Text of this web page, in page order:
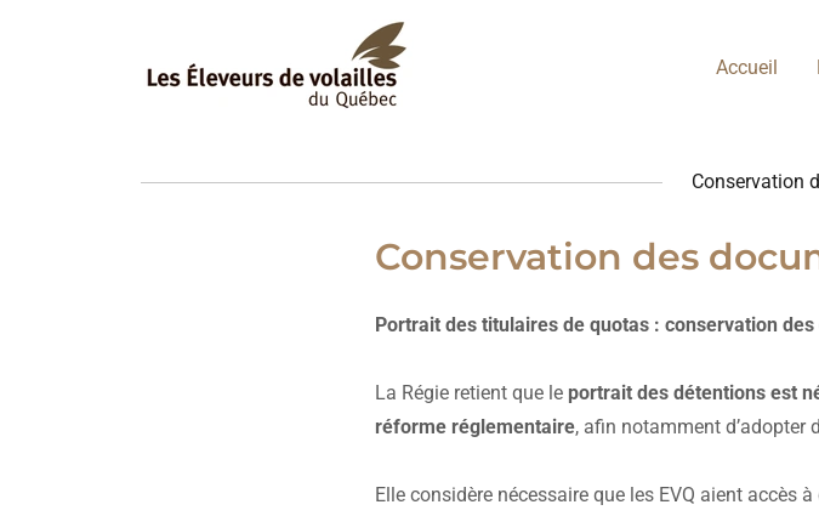
Accueil
Conservation
Conservation des
Portrait des titulaires de quotas : conservation
La Régie retient que le portrait des détentions est
réforme réglementaire, afin notamment d’adopter
Elle considère nécessaire que les EVQ aient